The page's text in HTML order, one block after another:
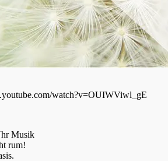
watch?v=OUIWViwl_gE
Musik
rum!